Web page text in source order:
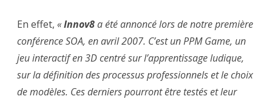
En effet, «Innov8a été annoncé lors de notre première
conférence SOA, en avril 2007. C’est un PPM Game, un
jeu interactif en 3D centré sur l’apprentissage ludique,
sur la définition des processus professionnels et le choix
de modèles. Ces derniers pourront être testés et leur